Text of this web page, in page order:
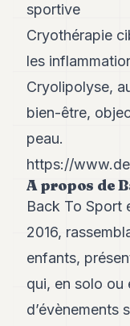
sportive
Cryothérapie
les
Cryolipolyse,
bien-être,
peau.
https://
A propos de
Back To Sport
2016,
enfants,
qui, en solo ou
d’évènements